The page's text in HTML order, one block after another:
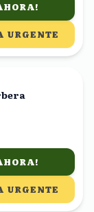
URGENTE
URGENTE